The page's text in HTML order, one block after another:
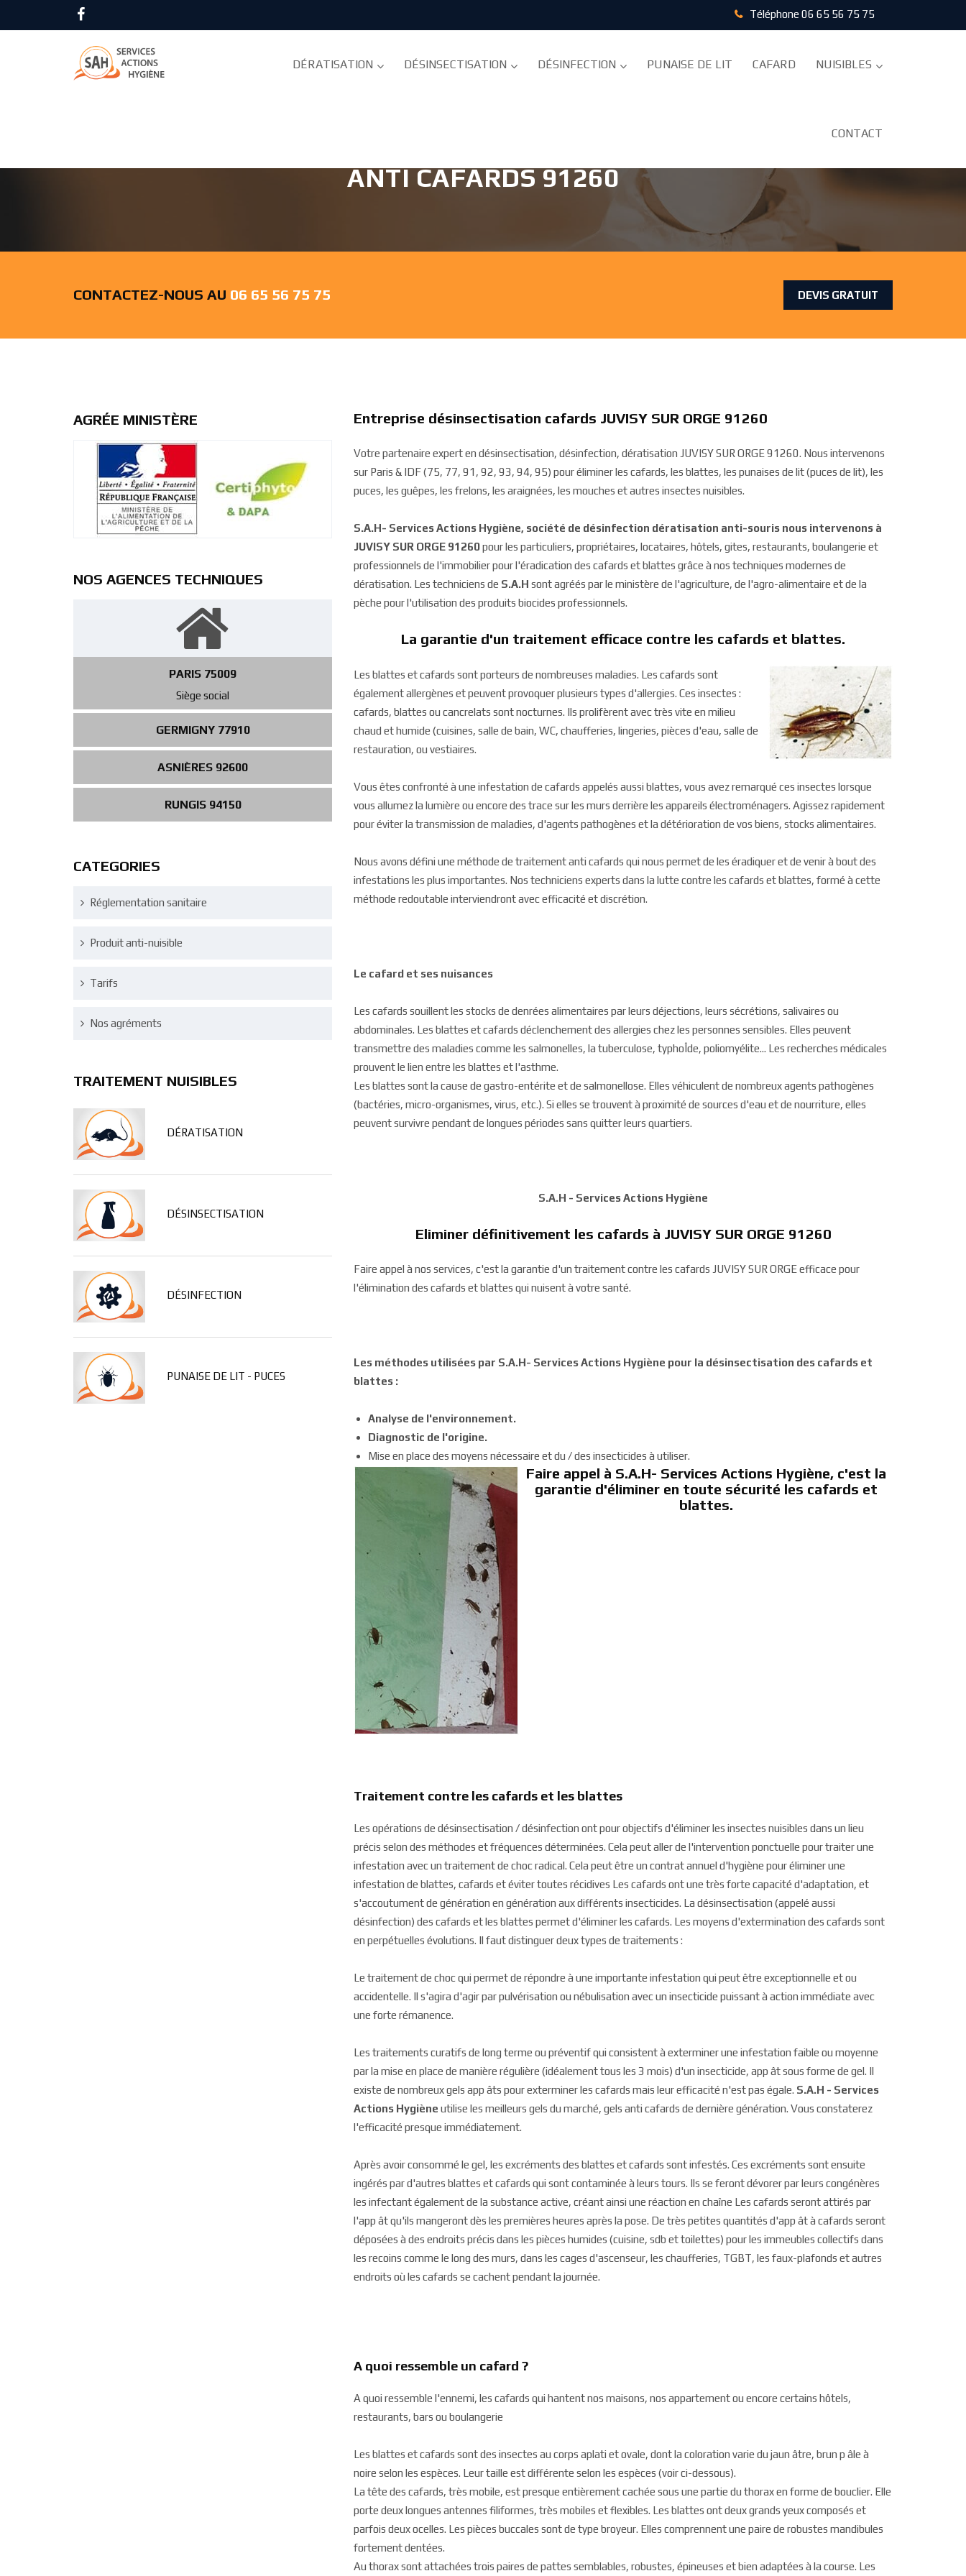
Téléphone 06 65 56 75 75
DÉRATISATION DÉSINSECTISATION DÉSINFECTION PUNAISE DE LIT CAFARD NUISIBLES
CONTACT
Accueil
ANTI CAFARDS 91260
CONTACTEZ-NOUS AU 06 65 56 75 75 DEVIS GRATUIT
AGRÉE MINISTÈRE
NOS AGENCES TECHNIQUES
PARIS 75009
Siège social
GERMIGNY 77910
ASNIÈRES 92600
RUNGIS 94150
CATEGORIES
Réglementation sanitaire
Produit anti-nuisible
Tarifs
Nos agréments
TRAITEMENT NUISIBLES
DÉRATISATION
DÉSINSECTISATION
DÉSINFECTION
PUNAISE DE LIT - PUCES
Entreprise désinsectisation cafards JUVISY SUR ORGE 91260
Votre partenaire expert en désinsectisation, désinfection, dératisation JUVISY SUR ORGE 91260. Nous intervenons
sur Paris & IDF (75, 77, 91, 92, 93, 94, 95) pour éliminer les cafards, les blattes, les punaises de lit (puces de lit), les
puces, les guêpes, les frelons, les araignées, les mouches et autres insectes nuisibles.
S.A.H- Services Actions Hygiène, société de désinfection dératisation anti-souris nous intervenons à
JUVISY SUR ORGE 91260pour les particuliers, propriétaires, locataires, hôtels, gites, restaurants, boulangerie et
professionnels de l'immobilier pour l'éradication des cafards et blattes grâce à nos techniques modernes de
dératisation. Les techniciens de S.A.H sont agréés par le ministère de l'agriculture, de l'agro-alimentaire et de la
pèche pour l'utilisation des produits biocides professionnels.
La garantie d'un traitement efficace contre les cafards et blattes.
Les blattes et cafards sont porteurs de nombreuses maladies. Les cafards sont
également allergènes et peuvent provoquer plusieurs types d'allergies. Ces insectes :
cafards, blattes ou cancrelats sont nocturnes. Ils prolifèrent avec très vite en milieu
chaud et humide (cuisines, salle de bain, WC, chaufferies, lingeries, pièces d'eau, salle de
restauration, ou vestiaires.
Vous êtes confronté à une infestation de cafards appelés aussi blattes, vous avez remarqué ces insectes lorsque
vous allumez la lumière ou encore des trace sur les murs derrière les appareils électroménagers. Agissez rapidement
pour éviter la transmission de maladies, d'agents pathogènes et la détérioration de vos biens, stocks alimentaires.
Nous avons défini une méthode de traitement anti cafards qui nous permet de les éradiquer et de venir à bout des
infestations les plus importantes. Nos techniciens experts dans la lutte contre les cafards et blattes, formé à cette
méthode redoutable interviendront avec efficacité et discrétion.
Le cafard et ses nuisances
Les cafards souillent les stocks de denrées alimentaires par leurs déjections, leurs sécrétions, salivaires ou
abdominales. Les blattes et cafards déclenchement des allergies chez les personnes sensibles. Elles peuvent
transmettre des maladies comme les salmonelles, la tuberculose, typhoÎde, poliomyélite... Les recherches médicales
prouvent le lien entre les blattes et l'asthme.
Les blattes sont la cause de gastro-entérite et de salmonellose. Elles véhiculent de nombreux agents pathogènes
(bactéries, micro-organismes, virus, etc.). Si elles se trouvent à proximité de sources d'eau et de nourriture, elles
peuvent survivre pendant de longues périodes sans quitter leurs quartiers.
S.A.H - Services Actions Hygiène
Eliminer définitivement les cafards à JUVISY SUR ORGE 91260
Faire appel à nos services, c'est la garantie d'un traitement contre les cafards JUVISY SUR ORGE efficace pour
l'élimination des cafards et blattes qui nuisent à votre santé.
Les méthodes utilisées par S.A.H- Services Actions Hygiène pour la désinsectisation des cafards et
blattes :
Analyse de l'environnement.
Diagnostic de l'origine.
Mise en place des moyens nécessaire et du / des insecticides à utiliser.
Faire appel à S.A.H- Services Actions Hygiène, c'est la
garantie d'éliminer en toute sécurité les cafards et
blattes.
Traitement contre les cafards et les blattes
Les opérations de désinsectisation / désinfection ont pour objectifs d'éliminer les insectes nuisibles dans un lieu
précis selon des méthodes et fréquences déterminées. Cela peut aller de l'intervention ponctuelle pour traiter une
infestation avec un traitement de choc radical. Cela peut être un contrat annuel d'hygiène pour éliminer une
infestation de blattes, cafards et éviter toutes récidives Les cafards ont une très forte capacité d'adaptation, et
s'accoutument de génération en génération aux différents insecticides. La désinsectisation (appelé aussi
désinfection) des cafards et les blattes permet d'éliminer les cafards. Les moyens d'extermination des cafards sont
en perpétuelles évolutions. Il faut distinguer deux types de traitements :
Le traitement de choc qui permet de répondre à une importante infestation qui peut être exceptionnelle et ou
accidentelle. Il s'agira d'agir par pulvérisation ou nébulisation avec un insecticide puissant à action immédiate avec
une forte rémanence.
Les traitements curatifs de long terme ou préventif qui consistent à exterminer une infestation faible ou moyenne
par la mise en place de manière régulière (idéalement tous les 3 mois) d'un insecticide, app ât sous forme de gel. Il
existe de nombreux gels app âts pour exterminer les cafards mais leur efficacité n'est pas égale. S.A.H - Services
Actions Hygiène utilise les meilleurs gels du marché, gels anti cafards de dernière génération. Vous constaterez
l'efficacité presque immédiatement.
Après avoir consommé le gel, les excréments des blattes et cafards sont infestés. Ces excréments sont ensuite
ingérés par d'autres blattes et cafards qui sont contaminée à leurs tours. Ils se feront dévorer par leurs congénères
les infectant également de la substance active, créant ainsi une réaction en chaîne Les cafards seront attirés par
l'app ât qu'ils mangeront dès les premières heures après la pose. De très petites quantités d'app ât à cafards seront
déposées à des endroits précis dans les pièces humides (cuisine, sdb et toilettes) pour les immeubles collectifs dans
les recoins comme le long des murs, dans les cages d'ascenseur, les chaufferies, TGBT, les faux-plafonds et autres
endroits où les cafards se cachent pendant la journée.
A quoi ressemble un cafard ?
A quoi ressemble l'ennemi, les cafards qui hantent nos maisons, nos appartement ou encore certains hôtels,
restaurants, bars ou boulangerie
Les blattes et cafards sont des insectes au corps aplati et ovale, dont la coloration varie du jaun âtre, brun p âle à
noire selon les espèces. Leur taille est différente selon les espèces (voir ci-dessous).
La tête des cafards, très mobile, est presque entièrement cachée sous une partie du thorax en forme de bouclier. Elle
porte deux longues antennes filiformes, très mobiles et flexibles. Les blattes ont deux grands yeux composés et
parfois deux ocelles. Les pièces buccales sont de type broyeur. Elles comprennent une paire de robustes mandibules
fortement dentées.
Au thorax sont attachées trois paires de pattes semblables, robustes, épineuses et bien adaptées à la course. Les